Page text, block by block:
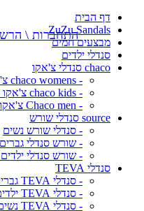
דף הבית
ZuZu Sandals
מבצעים חמים
סנדלי ילדים
chaco סנדלי צ'אקו
- chaco womens צ'אקו נשים
- chaco kids צ'אקו ילדים 👧 👦
- Chaco men צ'אקו גברים
source סנדלי שורש
- סנדלי שורש נשים
- שורש סנדלי גברים
- שורש סנדלי
סנדלי TEVA
- סנדלי TEVA גברים
- סנדלי TEVA ילדים ונוער
- סנדלי TEVA נשים
התחברות \